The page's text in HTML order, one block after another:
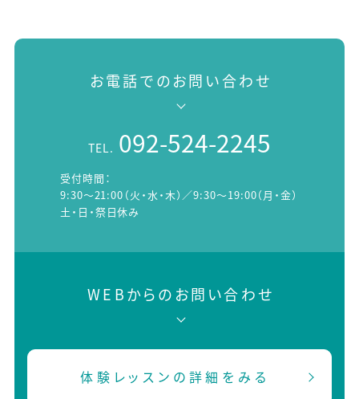
お電話でのお問い合わせ
TEL. 092-524-2245
受付時間：
9:30～21:00（火・水・木）／9:30～19:00（月・金）
土・日・祭日休み
WEBからのお問い合わせ
体験レッスンの詳細をみる